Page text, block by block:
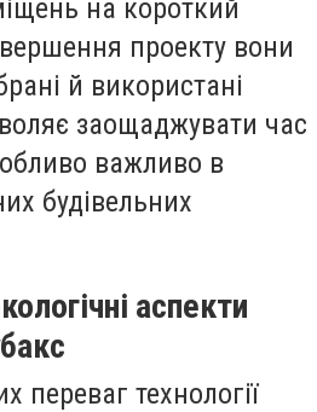
на короткий
проекту вони
й використані
заощаджувати час
важливо в
будівельних
аспекти
переваг технології